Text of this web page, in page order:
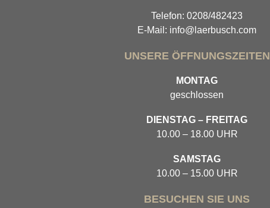
Telefon: 0208/482423
E-Mail: info@laerbusch.com
UNSERE ÖFFNUNGSZEITEN
MONTAG
geschlossen
DIENSTAG – FREITAG
10.00 – 18.00 UHR
SAMSTAG
10.00 – 15.00 UHR
BESUCHEN SIE UNS